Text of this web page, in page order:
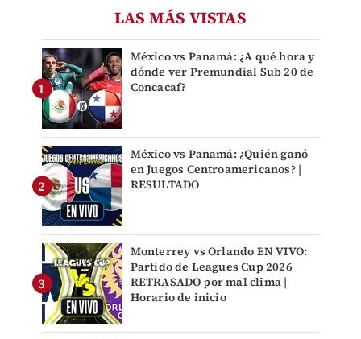
LAS MÁS VISTAS
México vs Panamá: ¿A qué hora y
dónde ver Premundial Sub 20 de
Concacaf?
México vs Panamá: ¿Quién ganó
en Juegos Centroamericanos? |
RESULTADO
Monterrey vs Orlando EN VIVO:
Partido de Leagues Cup 2026
RETRASADO por mal clima |
Horario de inicio